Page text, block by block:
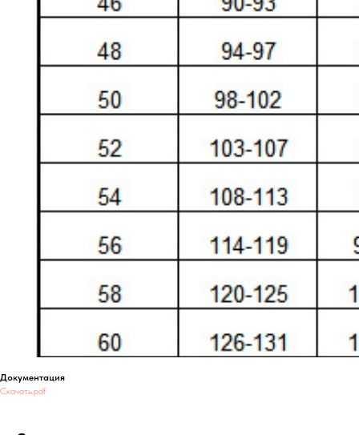
Документация
Скачать.pdf